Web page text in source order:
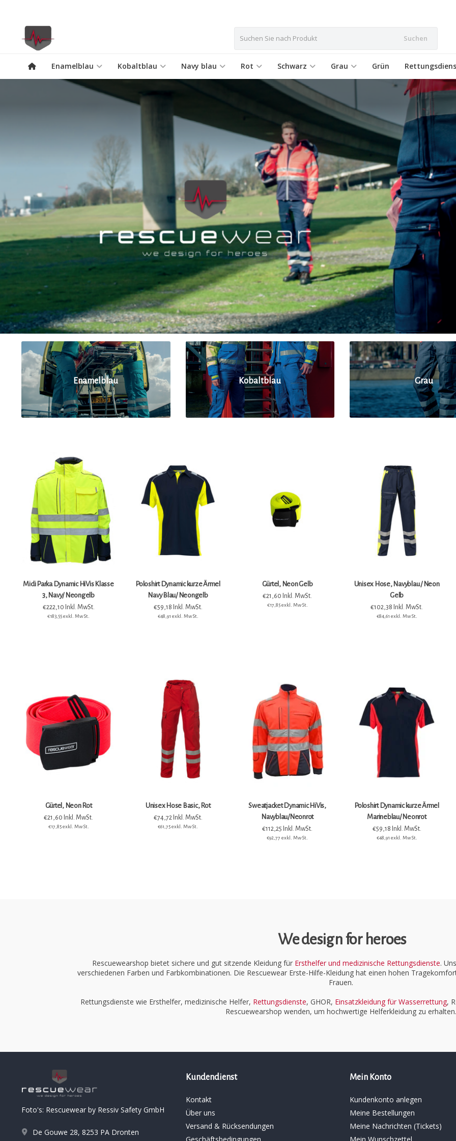
Suchen
Enamelblau Kobaltblau Navy blau Rot Schwarz Grau Grün
Enamelblau Kobaltblau Grau
Midi Parka Dynamic HiVis Klasse
3, Navy/ Neongelb
€222,10 Inkl. MwSt.
€183,55 exkl. MwSt.
Poloshirt Dynamic kurze Ärmel
Navy Blau/ Neongelb
€59,18 Inkl. MwSt.
€48,91 exkl. MwSt.
Gürtel, Neon Gelb
€21,60 Inkl. MwSt.
€17,85 exkl. MwSt.
Unisex Hose, Navyblau / Neon
Gelb
€102,38 Inkl. MwSt.
€84,61 exkl. MwSt.
Gürtel, Neon Rot
€21,60 Inkl. MwSt.
€17,85 exkl. MwSt.
Unisex Hose Basic, Rot
€74,72 Inkl. MwSt.
€61,75 exkl. MwSt.
Sweatjacket Dynamic HiVis,
Navyblau/Neonrot
€112,25 Inkl. MwSt.
€92,77 exkl. MwSt.
Poloshirt Dynamic kurze Ärmel
Marineblau/ Neonrot
€59,18 Inkl. MwSt.
€48,91 exkl. MwSt.
We design for heroes
Rescuewearshop bietet sichere und gut sitzende Kleidung für Ersthelfer und medizinische Rettungsdienste.
verschiedenen Farben und Farbkombinationen. Die Rescuewear Erste-Hilfe-Kleidung hat einen hohen
Frauen.
Rettungsdienste wie Ersthelfer, medizinische Helfer, Rettungsdienste, GHOR, Einsatzkleidung für Wasserrettung,
Rescuewearshop wenden, um hochwertige Helferkleidung zu
Foto's: Rescuewear by Ressiv Safety GmbH
De Gouwe 28, 8253 PA Dronten
Kundendienst
Kontakt
Über uns
Versand & Rücksendungen
Geschäftsbedingungen
Mein Konto
Kundenkonto anlegen
Meine Bestellungen
Meine Nachrichten (Tickets)
Mein Wunschzettel